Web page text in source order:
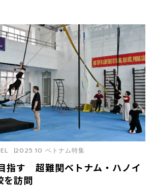
指す 超難関ベトナム・ハノイ
を訪問
2025.10 ベトナム特集